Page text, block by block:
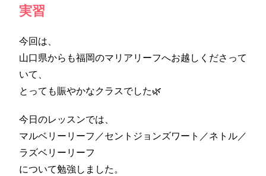
実習
今回は、
山口県からも福岡のマリアリーフへお越しくださって
いて、
とっても賑やかなクラスでした🌿
今日のレッスンでは、
マルベリーリーフ／セントジョンズワート／ネトル／
ラズベリーリーフ
について勉強しました。